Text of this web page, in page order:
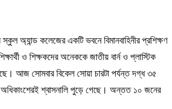
অ্যান্ড কলেজের একটি ভবনে বিমানবাহিনীর প্রশিক্ষণ
ও শিক্ষকদের অনেককে জাতীয় বার্ন ও প্লাস্টিক
আজ সোমবার বিকেল সোয়া চারটা পর্যন্ত দগ্ধ ৩৫
শ্বাসনালি পুড়ে গেছে। অন্তত ১০ জনের